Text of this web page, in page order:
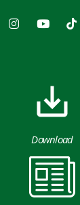
Download